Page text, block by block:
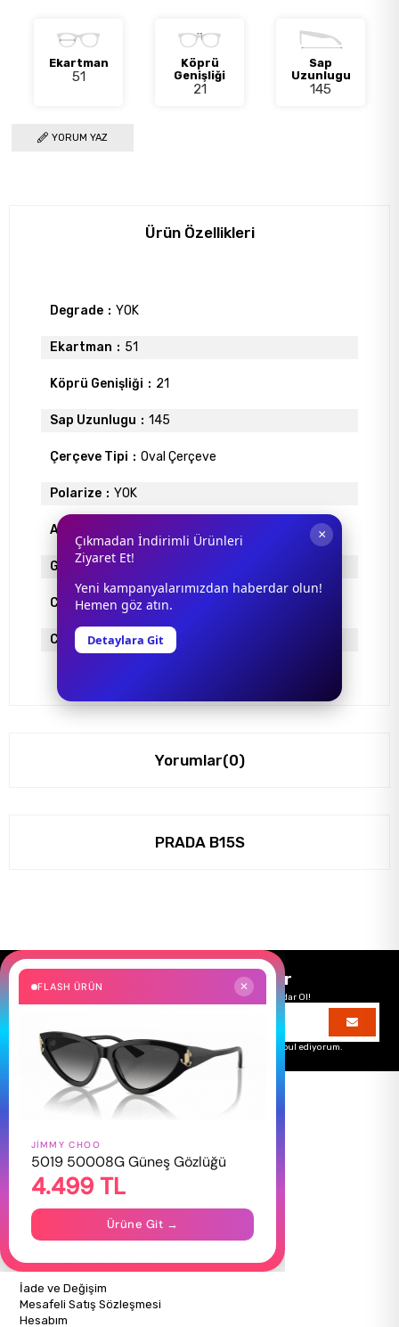
Ekartman
51
Köprü
Genişliği
21
Sap
Uzunlugu
145
YORUM YAZ
Ürün Özellikleri
Degrade YOK
Ekartman 51
Köprü Genişliği 21
Sap Uzunlugu 145
Çerçeve Tipi Oval Çerçeve
Polarize YOK
Ayna
Gövde Rengi
Cam Rengi PEMBE
Cinsiyet Kadın
Yorumlar(0)
PRADA B15S
Size Özel Kampanyalar
Hemen Kayıt Ol Fırsatlardan Önce Sen Haberdar Ol!
Üyelik koşullarınıvekişisel verilerimin korunmasını kabul ediyorum.
HAKKIMIZDA
Hakkımızda
Gizlilik Politikası
İletişim
Mağazalarımız
ALIŞVERİŞ BİLGİLERİ
İade ve Değişim
Mesafeli Satış Sözleşmesi
Hesabım
×
Çıkmadan İndirimli Ürünleri
Ziyaret Et!
Yeni kampanyalarımızdan haberdar olun!
Hemen göz atın.
Detaylara Git
FLASH ÜRÜN ✕
JIMMY CHOO
5019 50008G Güneş Gözlüğü
4.499 TL
Ürüne Git →